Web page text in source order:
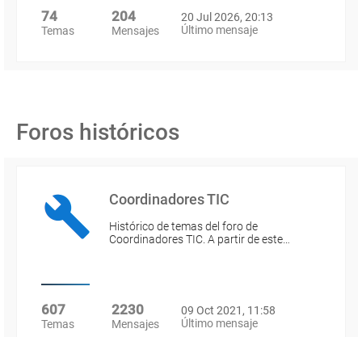
74
Temas
204
Mensajes
20 Jul 2026, 20:13
Último mensaje
Foros históricos
Coordinadores TIC
Histórico de temas del foro de
Coordinadores TIC. A partir de este…
607
Temas
2230
Mensajes
09 Oct 2021, 11:58
Último mensaje